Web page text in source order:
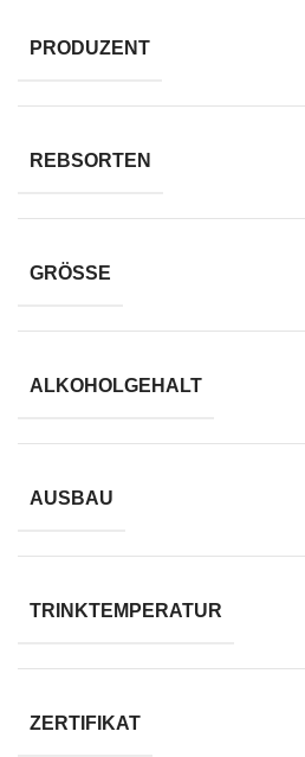
PRODUZENT
REBSORTEN
GRÖSSE
ALKOHOLGEHALT
AUSBAU
TRINKTEMPERATUR
ZERTIFIKAT